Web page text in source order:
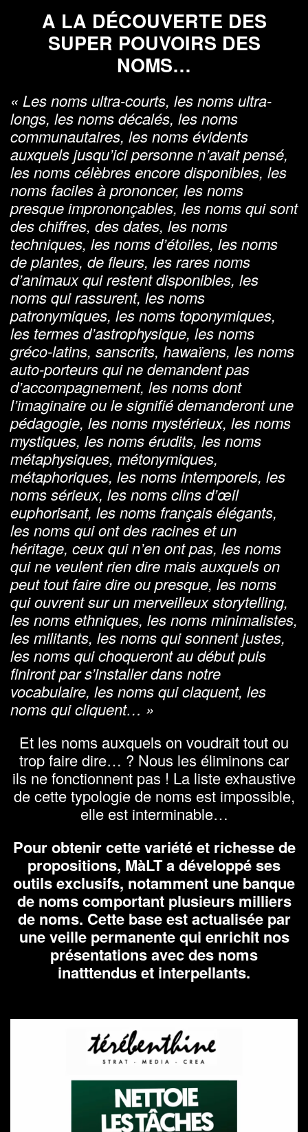
A LA DÉCOUVERTE DES
SUPER POUVOIRS DES
NOMS…
« Les noms ultra-courts, les noms ultra-
longs, les noms décalés, les noms
communautaires, les noms évidents
auxquels jusqu’ici personne n’avait pensé,
les noms célèbres encore disponibles, les
noms faciles à prononcer, les noms
presque imprononçables, les noms qui sont
des chiffres, des dates, les noms
techniques, les noms d’étoiles, les noms
de plantes, de fleurs, les rares noms
d’animaux qui restent disponibles, les
noms qui rassurent, les noms
patronymiques, les noms toponymiques,
les termes d’astrophysique, les noms
gréco-latins, sanscrits, hawaïens, les noms
auto-porteurs qui ne demandent pas
d’accompagnement, les noms dont
l’imaginaire ou le signifié demanderont une
pédagogie, les noms mystérieux, les noms
mystiques, les noms érudits, les noms
métaphysiques, métonymiques,
métaphoriques, les noms intemporels, les
noms sérieux, les noms clins d’œil
euphorisant, les noms français élégants,
les noms qui ont des racines et un
héritage, ceux qui n’en ont pas, les noms
qui ne veulent rien dire mais auxquels on
peut tout faire dire ou presque, les noms
qui ouvrent sur un merveilleux storytelling,
les noms ethniques, les noms minimalistes,
les militants, les noms qui sonnent justes,
les noms qui choqueront au début puis
finiront par s’installer dans notre
vocabulaire, les noms qui claquent, les
noms qui cliquent… »
Et les noms auxquels on voudrait tout ou
trop faire dire… ? Nous les éliminons car
ils ne fonctionnent pas ! La liste exhaustive
de cette typologie de noms est impossible,
elle est interminable…
Pour obtenir cette variété et richesse de
propositions, MàLT a développé ses
outils exclusifs, notamment une banque
de noms comportant plusieurs milliers
de noms. Cette base est actualisée par
une veille permanente qui enrichit nos
présentations avec des noms
inatttendus et interpellants.